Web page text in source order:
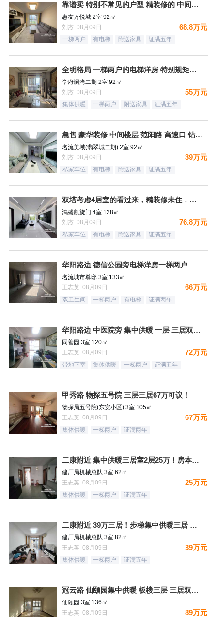
靠谱卖 特别不常见的户型 精装修的 中间楼层 卫生间带窗户
惠友万悦城 2室 92㎡
刘杰 08月09日
68.8万元
一梯两户 有电梯 附送家具 证满五年
全明格局 一梯两户的电梯洋房 特别规矩的一个小区 集中供暖
学府澜湾二期 2室 92㎡
刘杰 08月09日
55万元
集体供暖 一梯两户 附送家具 证满五年
急售 豪华装修 中间楼层 范阳路 高速口 钻石广场
名流美域(翡翠城二期) 2室 92㎡
刘杰 08月09日
39万元
私家车位 有电梯 附送家具 证满五年
双塔考虑4居室的看过来，精装修未住，拎包入住，看房随时
鸿盛凯旋门 4室 128㎡
刘杰 08月09日
76.8万元
私家车位 有电梯 附送家具 证满五年
华阳路边 德信公园旁电梯洋房一梯两户 三居双卫 66万！
名流城市尊邸 3室 133㎡
王志英 08月09日
66万元
双卫生间 一梯两户 有电梯 证满两年
华阳路边 中医院旁 集中供暖 一层 三居双卫72万
同善园 3室 120㎡
王志英 08月09日
72万元
带地下室 集体供暖 一梯两户 证满五年
甲秀路 物探五号院 三层三居67万可议！
物探局五号院(东安小区) 3室 105㎡
王志英 08月09日
67万元
集体供暖 一梯两户 证满两年
二康附近 集中供暖三居室2层25万！房本满五过户费少！
建厂局机械总队 3室 62㎡
王志英 08月09日
25万元
集体供暖 一梯两户 证满五年
二康附近 39万三居！步梯集中供暖三居 好户型
建厂局机械总队 3室 82㎡
王志英 08月09日
39万元
集体供暖 一梯两户 证满五年
冠云路 仙颐园集中供暖 板楼三层 三居双卫 集中供暖 ！送地
仙颐园 3室 136㎡
王志英 08月09日
89万元